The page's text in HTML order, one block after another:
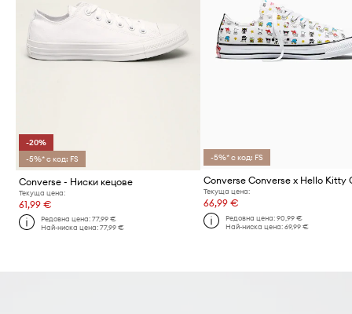
-20%
-5%* с код: FS
Converse - Ниски кецове
Текуща цена:
61,99 €
Редовна цена:77,99 €
Най-ниска цена:77,99 €
-5%* с код: FS
Текуща цена:
66,99 €
Редовна цена: 90,99 €
Най-ниска цена: 69,99 €